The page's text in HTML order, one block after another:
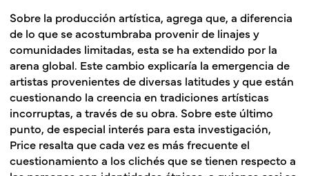
Sobre la producción artística, agrega que, a diferencia
de lo que se acostumbraba provenir de linajes y
comunidades limitadas, esta se ha extendido por la
arena global. Este cambio explicaría la emergencia de
artistas provenientes de diversas latitudes y que están
cuestionando la creencia en tradiciones artísticas
incorruptas, a través de su obra. Sobre este último
punto, de especial interés para esta investigación,
Price resalta que cada vez es más frecuente el
cuestionamiento a los clichés que se tienen respecto a